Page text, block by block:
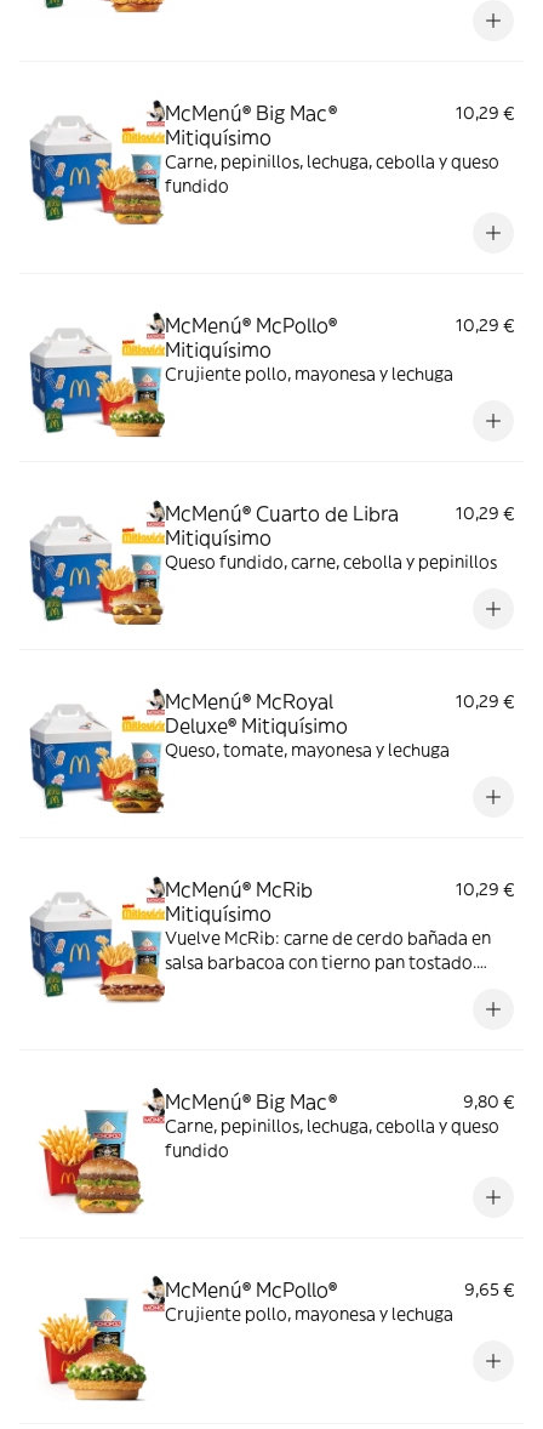
harina de trigo con copos de patata. ¡Sabor
McMenú® Big Mac®
Mitiquísimo
10,29 €
Carne, pepinillos, lechuga, cebolla y queso
fundido
McMenú® McPollo®
Mitiquísimo
10,29 €
Crujiente pollo, mayonesa y lechuga
McMenú® Cuarto de Libra
Mitiquísimo
10,29 €
Queso fundido, carne, cebolla y pepinillos
McMenú® McRoyal
Deluxe® Mitiquísimo
10,29 €
Queso, tomate, mayonesa y lechuga
McMenú® McRib
Mitiquísimo
10,29 €
Vuelve McRib: carne de cerdo bañada en
salsa barbacoa con tierno pan tostado.
McMenú® Big Mac®
9,80 €
Carne, pepinillos, lechuga, cebolla y queso
fundido
McMenú® McPollo®
9,65 €
Crujiente pollo, mayonesa y lechuga